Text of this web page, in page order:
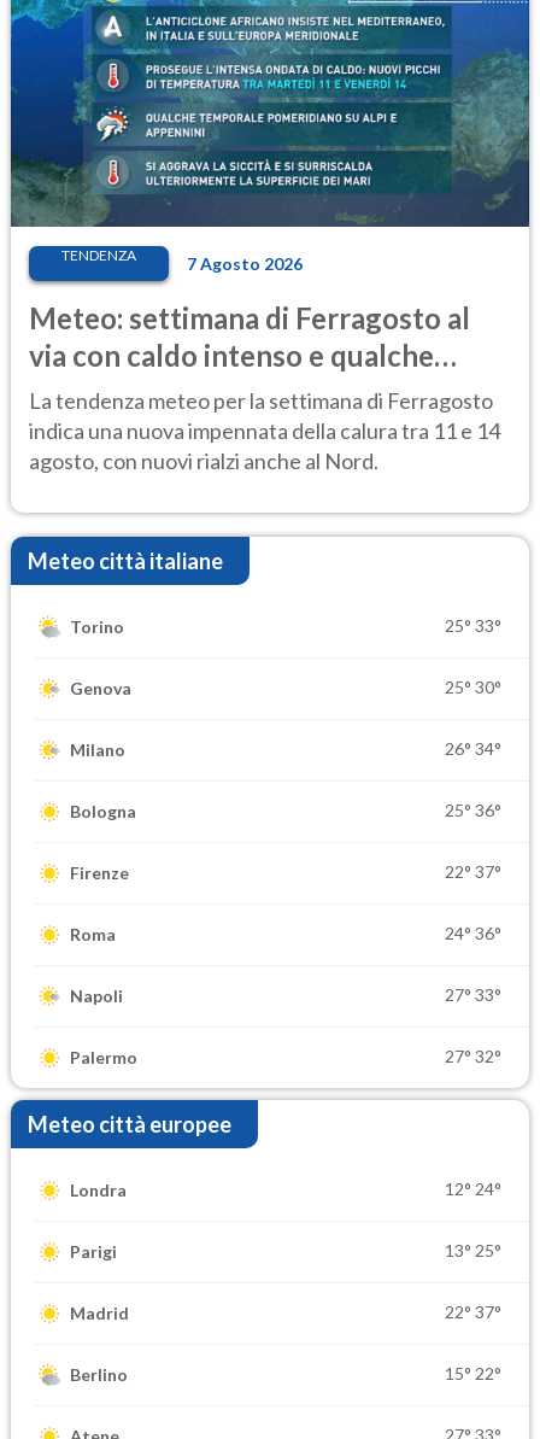
TENDENZA 7 Agosto 2026
Meteo: settimana di Ferragosto al
via con caldo intenso e qualche
temporale
La tendenza meteo per la settimana di Ferragosto
indica una nuova impennata della calura tra 11 e 14
agosto, con nuovi rialzi anche al Nord.
Meteo città italiane
Torino 25° 33°
Genova 25° 30°
Milano 26° 34°
Bologna 25° 36°
Firenze 22° 37°
Roma 24° 36°
Napoli 27° 33°
Palermo 27° 32°
Meteo città europee
Londra 12° 24°
Parigi 13° 25°
Madrid 22° 37°
Berlino 15° 22°